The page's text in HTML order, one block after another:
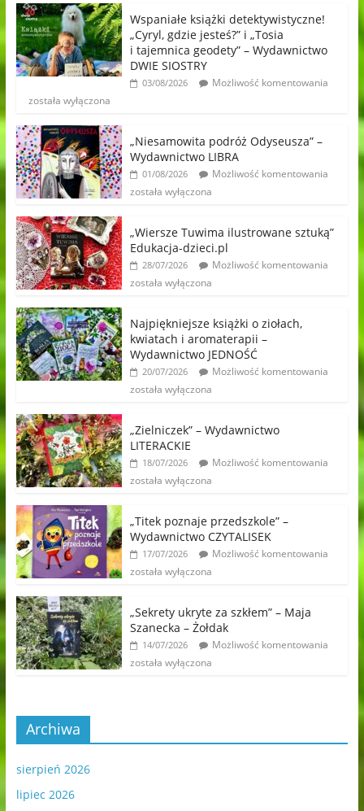
Wspaniałe książki detektywistyczne!
„Cyryl, gdzie jesteś?” i „Tosia
i tajemnica geodety” – Wydawnictwo
DWIE SIOSTRY
03/08/2026
Możliwość komentowania
została wyłączona
„Niesamowita podróż Odyseusza” –
Wydawnictwo LIBRA
01/08/2026
Możliwość komentowania
została wyłączona
„Wiersze Tuwima ilustrowane sztuką”
Edukacja-dzieci.pl
28/07/2026
Możliwość komentowania
została wyłączona
Najpiękniejsze książki o ziołach,
kwiatach i aromaterapii –
Wydawnictwo JEDNOŚĆ
20/07/2026
Możliwość komentowania
została wyłączona
„Zielniczek” – Wydawnictwo
LITERACKIE
18/07/2026
Możliwość komentowania
została wyłączona
„Titek poznaje przedszkole” –
Wydawnictwo CZYTALISEK
17/07/2026
Możliwość komentowania
została wyłączona
„Sekrety ukryte za szkłem” – Maja
Szanecka – Żołdak
14/07/2026
Możliwość komentowania
została wyłączona
Archiwa
sierpień 2026
lipiec 2026